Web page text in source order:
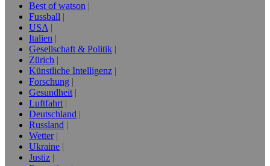
Best of watson
Fussball
USA
Italien
Gesellschaft & Politik
Zürich
Künstliche Intelligenz
Forschung
Gesundheit
Luftfahrt
Deutschland
Russland
Wetter
Ukraine
Justiz